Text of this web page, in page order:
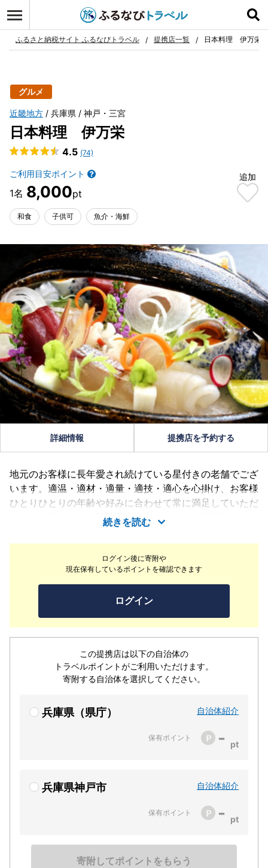
お気に入り
ふるさと納税サイト ふるなびトラベル 提携店一覧 日本料理 伊万栄
グルメ
近畿地方 兵庫県 神戸・三宮
日本料理 伊万栄
4.5 (74)
ご利用目安ポイント
8,000
追加
和食 子供可 魚介・海鮮
ログイン後に寄附や
現在保有しているポイントを確認できます
ログイン
この提携店は以下の自治体の
トラベルポイントがご利用いただけます。
寄附する自治体を選択してください。
兵庫県（県庁） 自治体紹介
保有ポイント -
兵庫県神戸市 自治体紹介
保有ポイント -
寄附してポイントをもらう
詳細情報 提携店を予約する
地元のお客様に長年愛され続けている星付きの老舗でござ
います。適温・適材・適量・適技・適心を心掛け、お客様
ひとりひとりの年齢や好みに合わせて常に満足していただ
けるお料理を目指し日々精進しております。四季折々の食
材の個性を活かし、寒い冬は、鍋がお薦め。活てっちり
と、かにすき（かにちり）の鍋のコース料理をご用意して
おります。目でも楽しめる極上の日本料理を大切な人と素
敵な時間をお過ごしくださいませ。
続きを読む